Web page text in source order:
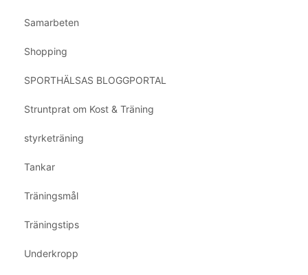
Samarbeten
Shopping
SPORTHÄLSAS BLOGGPORTAL
Struntprat om Kost & Träning
styrketräning
Tankar
Träningsmål
Träningstips
Underkropp